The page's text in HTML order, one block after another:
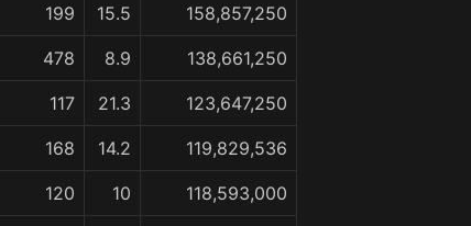
199 15.5 158,857,250
478 8.9 138,661,250
117 21.3 123,647,250
168 14.2 119,829,536
120 10 118,593,000